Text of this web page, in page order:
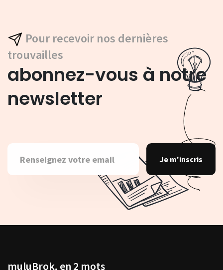
Pour recevoir nos dernières
trouvailles
abonnez-vous à notre
newsletter
Je m'inscris
muluBrok, en 2 mots